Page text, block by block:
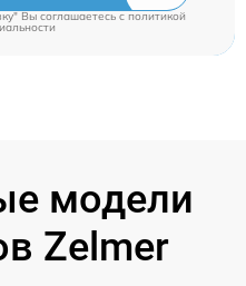
Вы соглашаетесь c политикой
модели
Zelmer